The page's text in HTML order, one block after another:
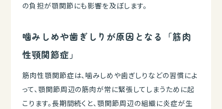
の負担が顎関節にも影響を及ぼします。
噛みしめや歯ぎしりが原因となる「筋肉
性顎関節症」
筋肉性顎関節症は、噛みしめや歯ぎしりなどの習慣によ
って、顎関節周辺の筋肉が常に緊張してしまうために起
こります。長期間続くと、顎関節周辺の組織に炎症が生